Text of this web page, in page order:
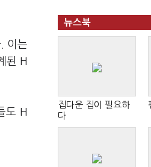
이는
된 H
도 H
뉴스북
집다운 집이 필요하
다